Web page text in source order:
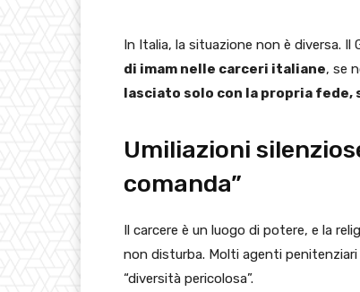
In Italia, la situazione non è diversa.
di imam nelle carceri italiane, se
lasciato solo con la propria fede,
Umiliazioni
comanda”
Il carcere è un luogo di potere, e la
non disturba. Molti agenti
“diversità pericolosa”.